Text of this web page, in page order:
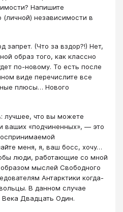
Напишите
независимости в
(Что за вздор?!) Нет,
образ того, как классно
по-новому. То есть после
виде перечислите все
плюсы… Нового
лучшее, что вы можете
ваших «подчиненных», — это
меня, я, ваш босс, хочу…
люди, работающие со мной
мыслей Свободного
Антарктики когда-
В данном случае
Двадцать Один.